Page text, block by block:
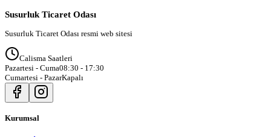
Susurluk Ticaret Odası
Susurluk Ticaret Odası resmi web sitesi
Calisma Saatleri
Pazartesi - Cuma08:30 - 17:30
Cumartesi - PazarKapalı
Kurumsal